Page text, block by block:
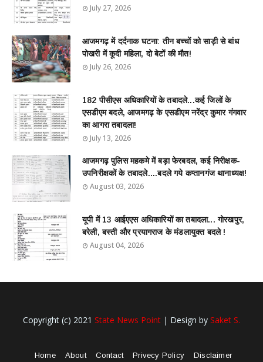
July 27, 2026
आजमगढ़ में दर्दनाक घटना: तीन बच्चों को साड़ी से बांध
पोखरी में कूदी महिला, दो बेटों की मौत!
July 26, 2026
182 पीसीएस अधिकारियों के तबादले...कई जिलों के
एसडीएम बदले, आजमगढ़ के एसडीएम नरेंद्र कुमार गंगवार
का आगरा तबादला!
July 13, 2026
आजमगढ़ पुलिस महकमे में बड़ा फेरबदल, कई निरीक्षक-
उपनिरीक्षकों के तबादले....बदले गये कप्तानगंज थानाध्यक्ष!
August 03, 2026
यूपी में 13 आईएएस अधिकारियों का तबादला... गोरखपुर,
बरेली, बस्ती और प्रयागराज के मंडलायुक्त बदले !
August 04, 2026
Copyright (c) 2021 State News Point | Design by Saket S.
Home About Contact Privecy Policy Disclaimer